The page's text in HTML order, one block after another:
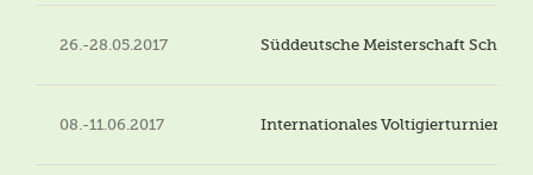
26.-28.05.2017 Süddeutsche Meisterschaft
08.-11.06.2017 Internationales Voltigierturnier CVI